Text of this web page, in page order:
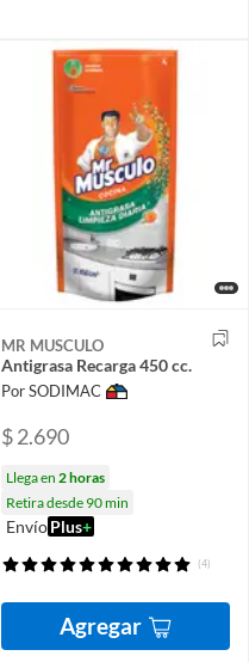
MR MUSCULO
Antigrasa Recarga 450 cc.
Por SODIMAC
$ 2.690
Llega en 2 horas
Retira desde 90 min
EnvíoPlus+
(4)
Agregar